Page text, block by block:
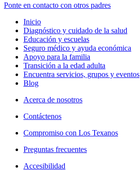
Ponte en contacto con otros padres
Inicio
Diagnóstico y cuidado de la salud
Educación y escuelas
Seguro médico y ayuda económica
Apoyo para la familia
Transición a la edad adulta
Encuentra servicios, grupos y eventos
Blog
Acerca de nosotros
Contáctenos
Compromiso con Los Texanos
Preguntas frecuentes
Accesibilidad